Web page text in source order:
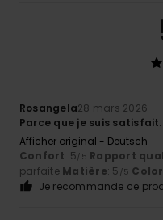
Rosangela28 mars 2026
Parce que je suis satisfait.
Afficher original - Deutsch
Confort: 5/5 Rapport
parfaite Matière: 5 /5
Je recommande ce